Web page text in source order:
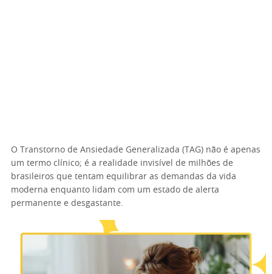
O Transtorno de Ansiedade Generalizada (TAG) não é apenas
um termo clínico; é a realidade invisível de milhões de
brasileiros que tentam equilibrar as demandas da vida
moderna enquanto lidam com um estado de alerta
permanente e desgastante.